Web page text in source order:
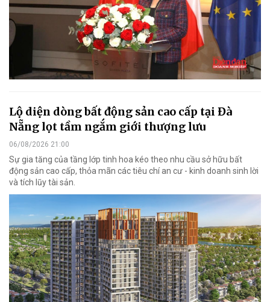
Lộ diện dòng bất động sản cao cấp tại Đà
Nẵng lọt tầm ngắm giới thượng lưu
06/08/2026 21:00
Sự gia tăng của tầng lớp tinh hoa kéo theo nhu cầu sở hữu bất
động sản cao cấp, thỏa mãn các tiêu chí an cư - kinh doanh sinh lời
và tích lũy tài sản.